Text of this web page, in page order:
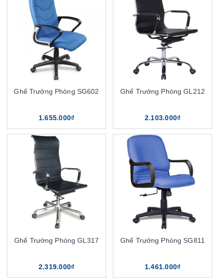
Ghế Trưởng Phòng SG602
1.655.000₫
Ghế Trưởng Phòng GL212
2.103.000₫
Ghế Trưởng Phòng GL317
2.319.000₫
Ghế Trưởng Phòng SG811
1.461.000₫